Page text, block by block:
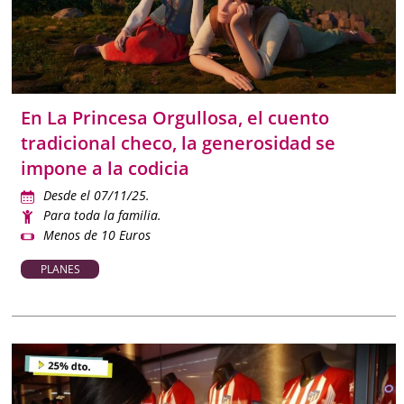
En La Princesa Orgullosa, el cuento
tradicional checo, la generosidad se
impone a la codicia
Desde el 07/11/25.
Para toda la familia.
Menos de 10 Euros
PLANES